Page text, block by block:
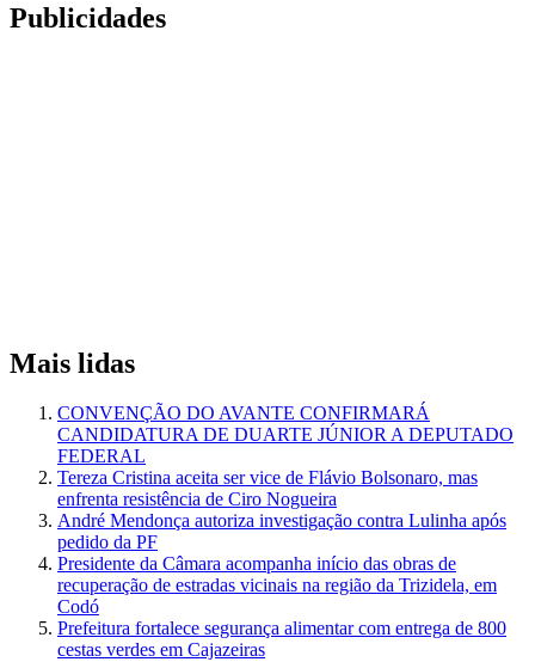
Publicidades
Mais lidas
CONVENÇÃO DO AVANTE CONFIRMARÁ
CANDIDATURA DE DUARTE JÚNIOR A DEPUTADO
FEDERAL
Tereza Cristina aceita ser vice de Flávio Bolsonaro, mas
enfrenta resistência de Ciro Nogueira
André Mendonça autoriza investigação contra Lulinha após
pedido da PF
Presidente da Câmara acompanha início das obras de
recuperação de estradas vicinais na região da Trizidela, em
Codó
Prefeitura fortalece segurança alimentar com entrega de 800
cestas verdes em Cajazeiras